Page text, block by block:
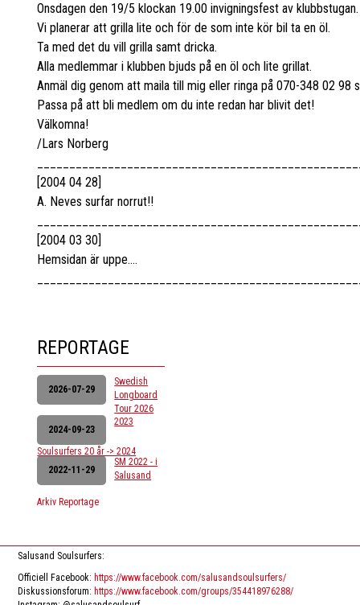
Onsdagen den 19/5 klockan 19.00 invigningsfest av klubbstugan.
Vi planerar att grilla lite och för de som inte kör bil ta en öl.
Ta med det du vill grilla samt dricka.
Alla medlemmar i klubben bjuds på en öl och lite grillat.
Anmäl dig genom att maila till mig eller ringa på 070-348 02 98
Passa på att bli medlem om du inte redan har blivit det!
Välkomna!
/Lars Norberg
[2004 04 28]
A. Neves surfar norrut!!
[2004 03 30]
Hemsidan är uppe....
REPORTAGE
2026-07-29
Swedish
Longboard
Tour 2026
2024-09-23
2023
Soulsurfers 20 år -> 2024
2022-11-29
SM 2022 - i
Salusand
Arkiv Reportage
Salusand Soulsurfers:
Officiell Facebook: https://www.facebook.com/salusandsoulsurfers/
Diskussionsforum: https://www.facebook.com/groups/354418976288/